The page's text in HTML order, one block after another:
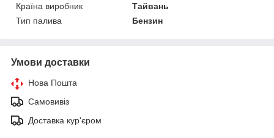
Країна виробник
Тайвань
Тип палива
Бензин
Умови доставки
Нова Пошта
Самовивіз
Доставка кур'єром